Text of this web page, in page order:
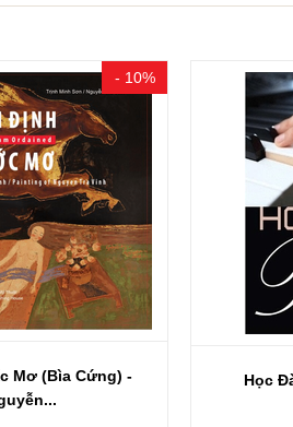
- 10%
Mơ (Bìa Cứng) -
Học